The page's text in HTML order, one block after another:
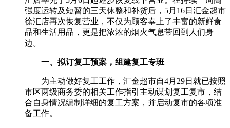
强度运转及短暂的三天休整和补货后， 5月 16日汇金超市
徐汇店再次恢复营业，不仅为顾客奉上了丰富的新鲜食
品和生活用品，更是把浓浓的烟火气息带回到人们身
边。
一、拟订复工预案，组建复工专班
为主动做好复工工作，汇金超市自4月 29日就已按照
市区两级商务委的相关工作指引主动谋划复工复市，结
合自身情况编制详细的复工方案，并启动复市的各项准
备工作。